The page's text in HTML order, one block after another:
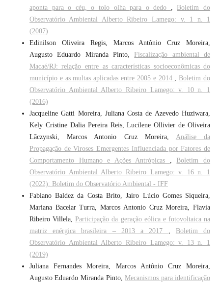
aponta para o céu, o tolo olha para o dedo
Boletim do
Observatório Ambiental Alberto Ribeiro Lamego: v. 1 n. 1
(2007)
Edinilson Oliveira Regis, Marcos Antônio Cruz Moreira,
Augusto Eduardo Miranda Pinto, Fiscalização ambiental de
Macaé/RJ: relação entre as características socioeconômicas do
município e as multas aplicadas entre 2005 e 2014
Boletim do
Observatório Ambiental Alberto Ribeiro Lamego: v. 10 n. 1
(2016)
Jacqueline Gatti Moreira, Juliana Costa de Azevedo Huziwara,
Kely Cristine Dalia Pereira Reis, Lucilene Ollivier de Oliveira
Lãczynski, Marcos Antonio Cruz Moreira, Análise da
Propagação de Viroses Emergentes Influenciada por Fatores de
Comportamento Humano e Ações Antrópicas
Boletim do
Observatório Ambiental Alberto Ribeiro Lamego: v. 16 n. 1
(2022): Boletim do Observatório Ambiental - IFF
Fabiano Baldez da Costa Brito, Jairo Lúcio Gomes Siqueira,
Mariana Bacelar Turra, Marcos Antonio Cruz Moreira, Flavia
Ribeiro Villela, Participação da geração eólica e fotovoltaica na
matriz enérgica brasileira – 2013 a 2017
Boletim do
Observatório Ambiental Alberto Ribeiro Lamego: v. 13 n. 1
(2019)
Juliana Fernandes Moreira, Marcos Antônio Cruz Moreira,
Augusto Eduardo Miranda Pinto, Mecanismos para identificação